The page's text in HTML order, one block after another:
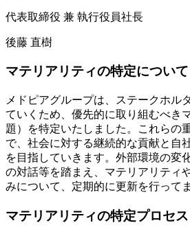
代表取締役 兼 執行役員社長
後藤 直樹
マテリアリティの特定について
メドピアグループは、ステークホル
ていくため、優先的に取り組むべき
題）を特定いたしました。これらの
で、社会に対する継続的な貢献と自
を目指していきます。外部環境の変
の対話等を踏まえ、マテリアリティ
みについて、定期的に更新を行って
マテリアリティの特定プロセス